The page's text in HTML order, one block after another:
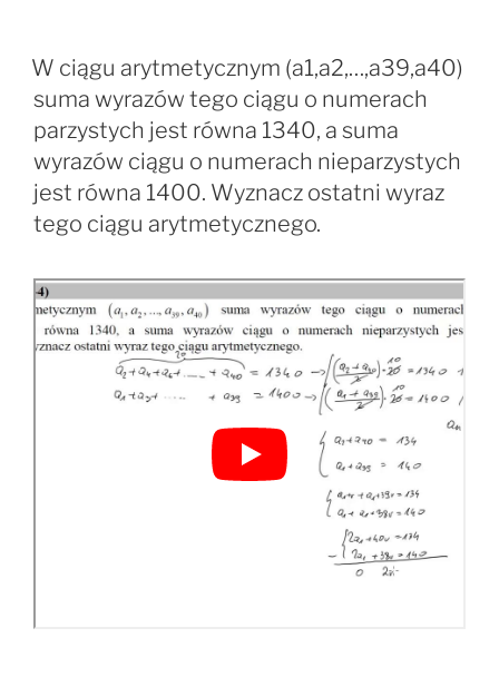
W ciągu arytmetycznym (a1,a2,…,a39,a40)
suma wyrazów tego ciągu o numerach
parzystych jest równa 1340, a suma
wyrazów ciągu o numerach nieparzystych
jest równa 1400. Wyznacz ostatni wyraz
tego ciągu arytmetycznego.